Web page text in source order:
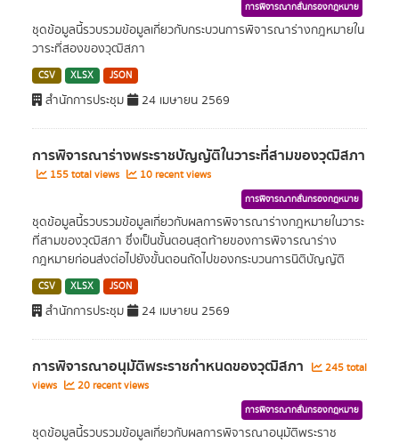
การพิจารณากลั่นกรองกฎหมาย
ชุดข้อมูลนี้รวบรวมข้อมูลเกี่ยวกับกระบวนการพิจารณาร่างกฎหมายใน
วาระที่สองของวุฒิสภา
CSV XLSX JSON
สำนักการประชุม 24 เมษายน 2569
การพิจารณาร่างพระราชบัญญัติในวาระที่สามของวุฒิสภา
155 total views 10 recent views
การพิจารณากลั่นกรองกฎหมาย
ชุดข้อมูลนี้รวบรวมข้อมูลเกี่ยวกับผลการพิจารณาร่างกฎหมายในวาระ
ที่สามของวุฒิสภา ซึ่งเป็นขั้นตอนสุดท้ายของการพิจารณาร่าง
กฎหมายก่อนส่งต่อไปยังขั้นตอนถัดไปของกระบวนการนิติบัญญัติ
CSV XLSX JSON
สำนักการประชุม 24 เมษายน 2569
การพิจารณาอนุมัติพระราชกำหนดของวุฒิสภา
245 total
views
20 recent views
การพิจารณากลั่นกรองกฎหมาย
ชุดข้อมูลนี้รวบรวมข้อมูลเกี่ยวกับผลการพิจารณาอนุมัติพระราช